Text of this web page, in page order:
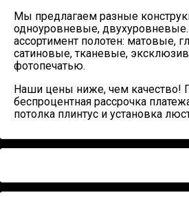
Мы предлагаем разные
одноуровневые,
ассортимент полотен: матовые,
сатиновые, тканевые,
фотопечатью.
Наши цены ниже, чем качество!
беспроцентная рассрочка
потолка плинтус и установка